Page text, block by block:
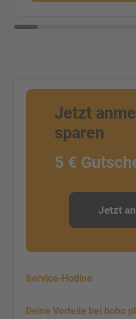
Jetzt
sparen
5 €
Jetzt
Service-Hotline
Deine Vorteile bei boho